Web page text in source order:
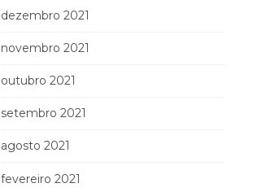
dezembro 2021
novembro 2021
outubro 2021
setembro 2021
agosto 2021
fevereiro 2021